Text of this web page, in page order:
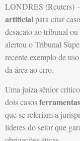
LONDRES (Reuters)
artificialpara citar
desacato ao tribunal
alertou o Tribunal
recente exemplo de
da área ao erro.
Uma juíza sênior
dois casos
que se referiam a
líderes do setor que